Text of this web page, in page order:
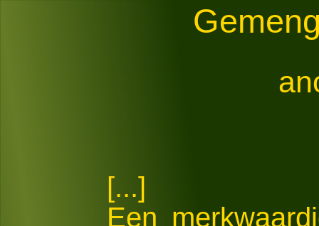
[...]
Een